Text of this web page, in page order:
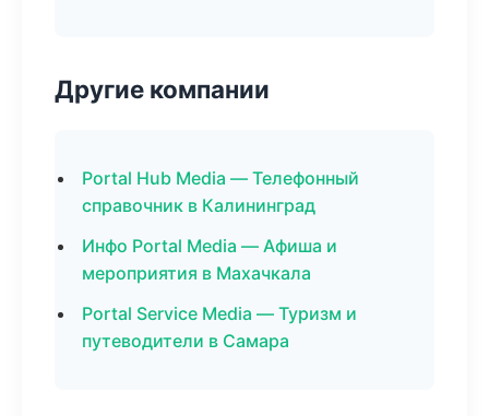
Другие компании
Portal Hub Media — Телефонный
справочник в Калининград
Инфо Portal Media — Афиша и
мероприятия в Махачкала
Portal Service Media — Туризм и
путеводители в Самара